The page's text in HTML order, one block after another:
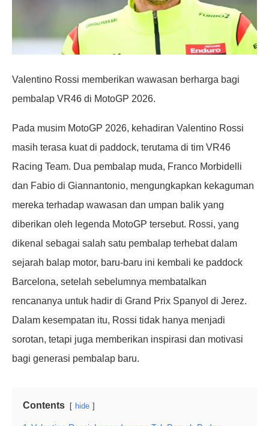
Valentino Rossi memberikan wawasan berharga bagi
pembalap VR46 di MotoGP 2026.
Pada musim MotoGP 2026, kehadiran Valentino Rossi
masih terasa kuat di paddock, terutama di tim VR46
Racing Team. Dua pembalap muda, Franco Morbidelli
dan Fabio di Giannantonio, mengungkapkan kekaguman
mereka terhadap wawasan dan umpan balik yang
diberikan oleh legenda MotoGP tersebut. Rossi, yang
dikenal sebagai salah satu pembalap terhebat dalam
sejarah balap motor, baru-baru ini kembali ke paddock
Barcelona, setelah sebelumnya membatalkan
rencananya untuk hadir di Grand Prix Spanyol di Jerez.
Dalam kesempatan itu, Rossi tidak hanya menjadi
sorotan, tetapi juga memberikan inspirasi dan motivasi
bagi generasi pembalap baru.
Contents hide